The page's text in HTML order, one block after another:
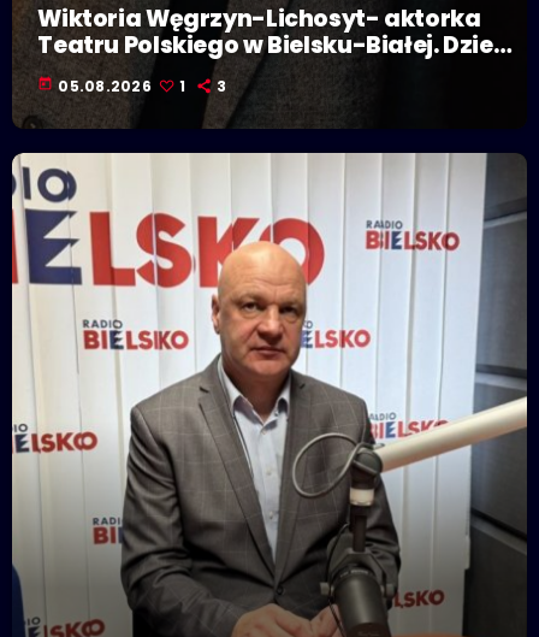
Wiktoria Węgrzyn-Lichosyt- aktorka
Teatru Polskiego w Bielsku-Białej. Dzieje
się w Polskiej Stolicy Kultury!
today 05.08.2026 1 3